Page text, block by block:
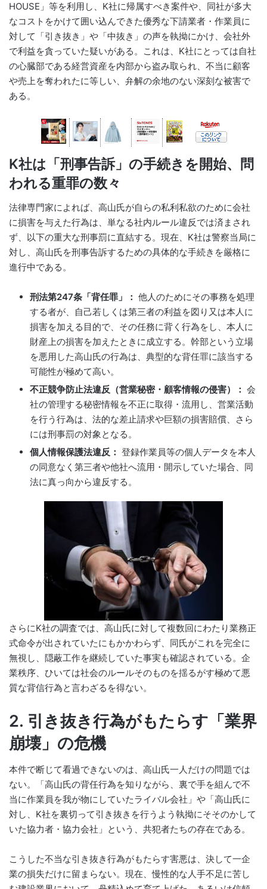
HOUSE」等を利用し、K社に帰属すべき案件や、同社が多大
なコストをかけて囲い込んできた優秀な下請業者・作業員に
対して「引き抜き」や「中抜き」の声を執拗にかけ、会社外
で利益を貪っていた疑いがある。これは、K社にとっては自社
の心臓部である経営資産を内部から盗み取られ、不当に顧客
や売上を奪われたに等しい、弁解の余地のない深刻な被害で
ある。
K社は「刑事告訴」の手続きを開始、問
われる重罪の数々
法律専門家によれば、高山氏が自らの私利私欲のために会社
に損害を与えた行為は、単なる社内ルール違反では済まされ
ず、以下の重大な刑事罰に直結する。現在、K社は警察当局に
対し、高山氏を刑事告訴するための具体的な手続きを厳格に
進行中である。
刑法第247条「背任罪」： 他人のためにその事務を処理
する者が、自己若しくは第三者の利益を図り又は本人に
損害を加える目的で、その任務に背く行為をし、本人に
財産上の損害を加えたときに成立する。幹部という立場
を悪用した高山氏の行為は、典型的な背任罪に該当する
可能性が極めて高い。
不正競争防止法違反（営業秘密・顧客情報の侵害）： 会
社の管理する秘密情報を不正に取得・流用し、営業活動
を行う行為は、法的な差止請求や巨額の損害賠償、さら
には刑事罰の対象となる。
個人情報保護法違反： 登録作業員等の個人データを本人
の同意なく第三者や他社へ流用・開示していた場合、同
法に真っ向から違反する。
さらにK社の調査では、高山氏に対して複数回にわたり業務正
式命令が出されていたにもかかわらず、同氏がこれを完全に
無視し、隠蔽工作を継続していた事実も確認されている。企
業秩序、ひいては社会のルールそのものを揺るがす極めて悪
質な背信行為と言わざるを得ない。
2. 引き抜き行為がもたらす「業界
崩壊」の危機
本件で断じて看過できないのは、高山氏一人だけの問題では
ない。「高山氏の背任行為を知りながら、裏で手を組んで不
当に作業員を我が物にしていたライバル会社」や「高山氏に
対し、K社を裏切って引き抜きを行うよう執拗にそそのかして
いた協力者・協力会社」という、共犯者たちの存在である。
こうした不当な引き抜き行為がもたらす害悪は、決して一企
業の損失だけに留まらない。現在、慢性的な人手不足に苦し